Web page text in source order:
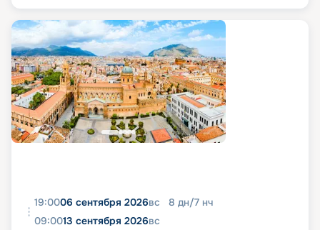
19:0006 сентября 2026вс 8 дн/7 нч
09:0013 сентября 2026вс